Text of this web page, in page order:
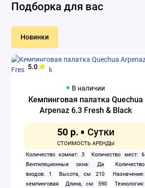
Подборка для вас
Новинки
5.0
В наличии
Кемпинговая палатка Quechua
Arpenaz 6.3 Fresh & Black
50 р.
Количество комнат: 3
Количество мест: 6
Вентиляционные окна: Да
Количество
входов: 1
Высота, см: 210
Назначение:
кемпинговая
Длина, см: 590
Технология: